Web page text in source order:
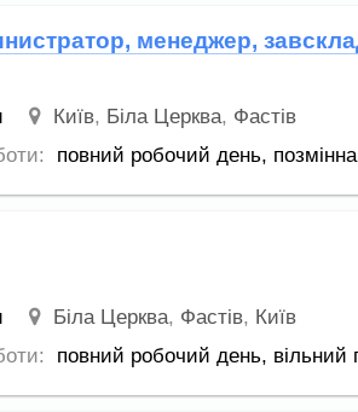
менеджер,
Київ, Біла Церква, Фастів
повний робочий день,
Біла Церква, Фастів, Київ
повний робочий день, вільний